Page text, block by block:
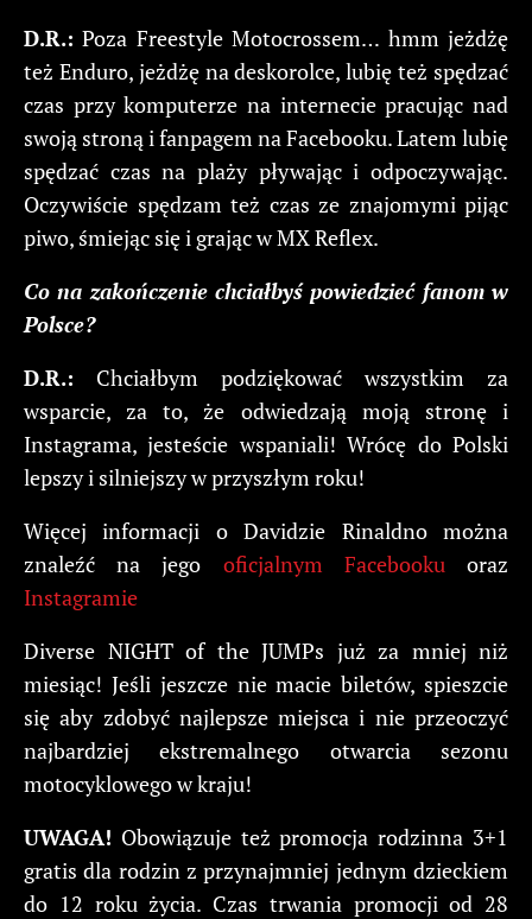
D.R.: Poza Freestyle Motocrossem… hmm jeżdżę
też Enduro, jeżdżę na deskorolce, lubię też spędzać
czas przy komputerze na internecie pracując nad
swoją stroną i fanpagem na Facebooku. Latem lubię
spędzać czas na plaży pływając i odpoczywając.
Oczywiście spędzam też czas ze znajomymi pijąc
piwo, śmiejąc się i grając w MX Reflex.
Co na zakończenie chciałbyś powiedzieć fanom w
Polsce?
D.R.: Chciałbym podziękować wszystkim za
wsparcie, za to, że odwiedzają moją stronę i
Instagrama, jesteście wspaniali! Wrócę do Polski
lepszy i silniejszy w przyszłym roku!
Więcej informacji o Davidzie Rinaldno można
znaleźć na jego oficjalnym Facebooku oraz
Instagramie
Diverse NIGHT of the JUMPs już za mniej niż
miesiąc! Jeśli jeszcze nie macie biletów, spieszcie
się aby zdobyć najlepsze miejsca i nie przeoczyć
najbardziej ekstremalnego otwarcia sezonu
motocyklowego w kraju!
UWAGA! Obowiązuje też promocja rodzinna 3+1
gratis dla rodzin z przynajmniej jednym dzieckiem
do 12 roku życia. Czas trwania promocji od 28